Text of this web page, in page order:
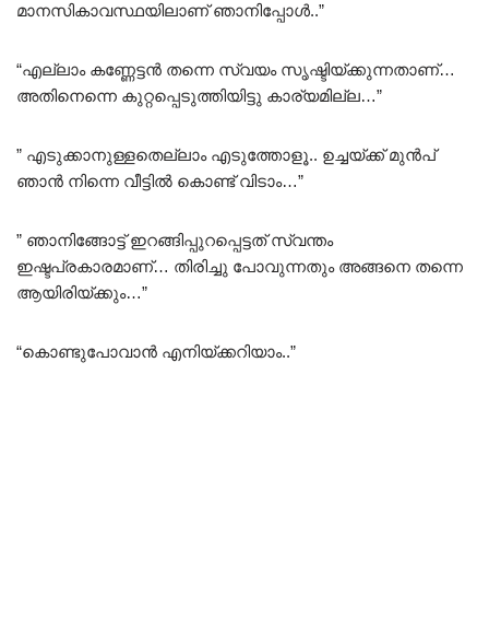
മാനസികാവസ്ഥയിലാണ് ഞാനിപ്പോൾ..”
“എല്ലാം കണ്ണേട്ടൻ തന്നെ സ്വയം സൃഷ്ടിയ്ക്കുന്നതാണ്…
അതിനെന്നെ കുറ്റപ്പെടുത്തിയിട്ടു കാര്യമില്ല…”
” എടുക്കാനുള്ളതെല്ലാം എടുത്തോളൂ.. ഉച്ചയ്ക്ക് മുൻപ്
ഞാൻ നിന്നെ വീട്ടിൽ കൊണ്ട് വിടാം…”
” ഞാനിങ്ങോട്ട് ഇറങ്ങിപ്പുറപ്പെട്ടത് സ്വന്തം
ഇഷ്ടപ്രകാരമാണ്… തിരിച്ചു പോവുന്നതും അങ്ങനെ തന്നെ
ആയിരിയ്ക്കും…”
“കൊണ്ടുപോവാൻ എനിയ്ക്കറിയാം..”